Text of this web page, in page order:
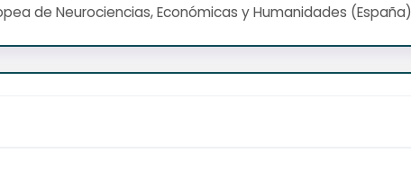
de Neurociencias, Económicas y Humanidades (España)